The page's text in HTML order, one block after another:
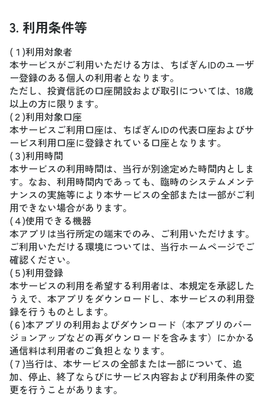
3. 利用条件等
(１)利用対象者
本サービスがご利用いただける方は、ちばぎんIDのユーザ
ー登録のある個人の利用者となります。
ただし、投資信託の口座開設および取引については、18歳
以上の方に限ります。
(２)利用対象口座
本サービスご利用口座は、ちばぎんIDの代表口座およびサ
ービス利用口座に登録されている口座となります。
(３)利用時間
本サービスの利用時間は、当行が別途定めた時間内としま
す。なお、利用時間内であっても、臨時のシステムメンテ
ナンスの実施等により本サービスの全部または一部がご利
用できない場合があります。
(４)使用できる機器
本アプリは当行所定の端末でのみ、ご利用いただけます。
ご利用いただける環境については、当行ホームページでご
確認ください。
(５)利用登録
本サービスの利用を希望する利用者は、本規定を承認した
うえで、本アプリをダウンロードし、本サービスの利用登
録を行うものとします。
(６)本アプリの利用およびダウンロード（本アプリのバー
ジョンアップなどの再ダウンロードを含みます）にかかる
通信料は利用者のご負担となります。
(７)当行は、本サービスの全部または一部について、追
加、停止、終了ならびにサービス内容および利用条件の変
更を行うことがあります。